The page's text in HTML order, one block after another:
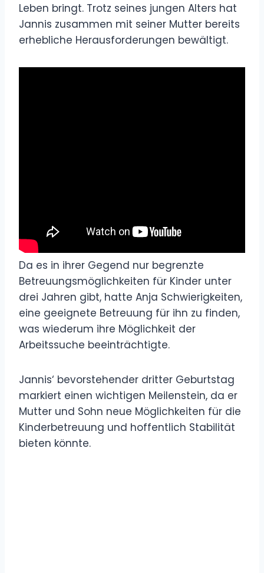
Leben bringt. Trotz seines jungen Alters hat
Jannis zusammen mit seiner Mutter bereits
erhebliche Herausforderungen bewältigt.
Da es in ihrer Gegend nur begrenzte
Betreuungsmöglichkeiten für Kinder unter
drei Jahren gibt, hatte Anja Schwierigkeiten,
eine geeignete Betreuung für ihn zu finden,
was wiederum ihre Möglichkeit der
Arbeitssuche beeinträchtigte.
Jannis‘ bevorstehender dritter Geburtstag
markiert einen wichtigen Meilenstein, da er
Mutter und Sohn neue Möglichkeiten für die
Kinderbetreuung und hoffentlich Stabilität
bieten könnte.